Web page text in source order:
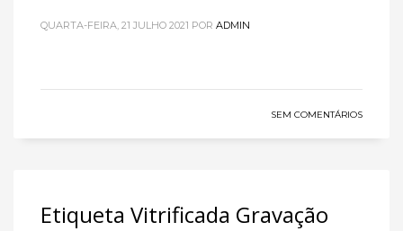
QUARTA-FEIRA, 21 JULHO 2021 POR ADMIN
SEM COMENTÁRIOS
Etiqueta Vitrificada Gravação